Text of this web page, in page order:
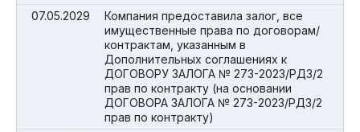
07.05.2029
Компания предоставила залог, все
имущественные права по договорам/
контрактам, указанным в
Дополнительных соглашениях к
ДОГОВОРУ ЗАЛОГА № 273-2023/РДЗ/2
прав по контракту (на основании
ДОГОВОРА ЗАЛОГА № 273-2023/РДЗ/2
прав по контракту)